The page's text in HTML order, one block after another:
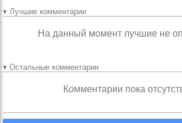
▾ Лучшие комментарии
На данный момент лучшие не
▾ Остальные комментарии
Комментарии пока